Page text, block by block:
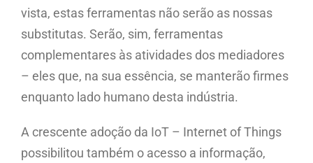
vista, estas ferramentas não serão as nossas
substitutas. Serão, sim, ferramentas
complementares às atividades dos mediadores
– eles que, na sua essência, se manterão firmes
enquanto lado humano desta indústria.
A crescente adoção da IoT – Internet of Things
possibilitou também o acesso a informação,